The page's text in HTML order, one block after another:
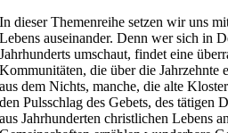
In dieser Themenreihe setzen wir uns
Lebens auseinander. Denn wer sich in
Jahrhunderts umschaut, findet eine
Kommunitäten, die über die Jahrzehnte
aus dem Nichts, manche, die alte
den Pulsschlag des Gebets, des tätigen
aus Jahrhunderten christlichen Lebens